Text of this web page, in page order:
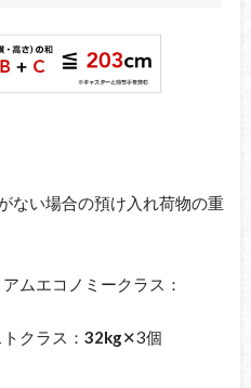
ない場合の預け入れ荷物の重
ムエコノミークラス：
クラス：32kg✕3個